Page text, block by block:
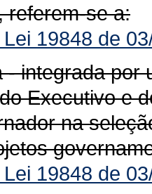
referem-se a:
19848 de
- integrada por
Executivo e
na
19848 de